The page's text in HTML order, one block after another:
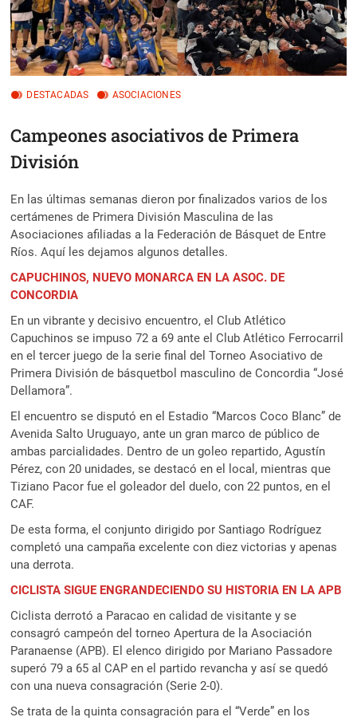
DESTACADAS ASOCIACIONES
Campeones asociativos de Primera
División
En las últimas semanas dieron por finalizados varios de los
certámenes de Primera División Masculina de las
Asociaciones afiliadas a la Federación de Básquet de Entre
Ríos. Aquí les dejamos algunos detalles.
CAPUCHINOS, NUEVO MONARCA EN LA ASOC. DE
CONCORDIA
En un vibrante y decisivo encuentro, el Club Atlético
Capuchinos se impuso 72 a 69 ante el Club Atlético Ferrocarril
en el tercer juego de la serie final del Torneo Asociativo de
Primera División de básquetbol masculino de Concordia “José
Dellamora”.
El encuentro se disputó en el Estadio “Marcos Coco Blanc” de
Avenida Salto Uruguayo, ante un gran marco de público de
ambas parcialidades. Dentro de un goleo repartido, Agustín
Pérez, con 20 unidades, se destacó en el local, mientras que
Tiziano Pacor fue el goleador del duelo, con 22 puntos, en el
CAF.
De esta forma, el conjunto dirigido por Santiago Rodríguez
completó una campaña excelente con diez victorias y apenas
una derrota.
CICLISTA SIGUE ENGRANDECIENDO SU HISTORIA EN LA APB
Ciclista derrotó a Paracao en calidad de visitante y se
consagró campeón del torneo Apertura de la Asociación
Paranaense (APB). El elenco dirigido por Mariano Passadore
superó 79 a 65 al CAP en el partido revancha y así se quedó
con una nueva consagración (Serie 2-0).
Se trata de la quinta consagración para el “Verde” en los